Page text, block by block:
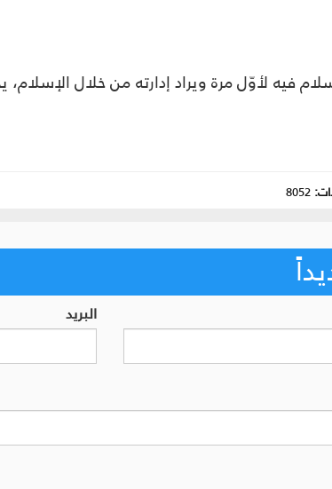
فيه لأوّل مرة ويراد إدارته من خلال الإسلام،
8052
البريد